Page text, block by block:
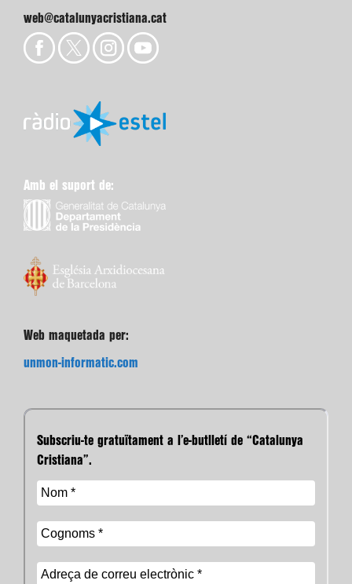
web@catalunyacristiana.cat
Amb el suport de:
Web maquetada per:
unmon-informatic.com
Subscriu-te gratuïtament a l’e-butlletí de “Catalunya
Cristiana”.